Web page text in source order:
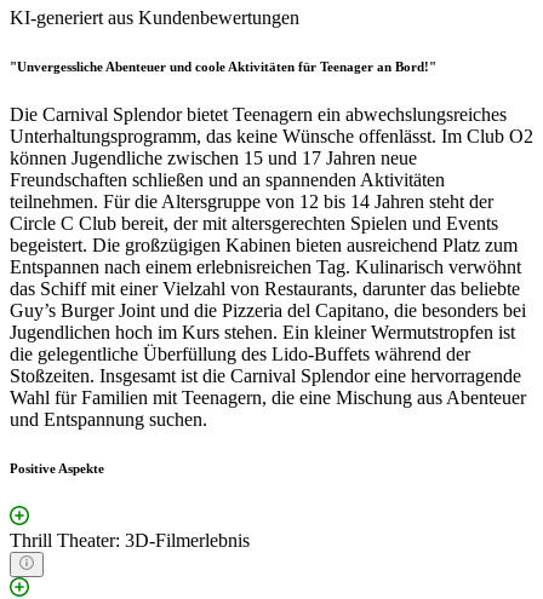
KI-generiert aus Kundenbewertungen
"Unvergessliche Abenteuer und coole Aktivitäten für Teenager an Bord!"
Die Carnival Splendor bietet Teenagern ein abwechslungsreiches
Unterhaltungsprogramm, das keine Wünsche offenlässt. Im Club O2
können Jugendliche zwischen 15 und 17 Jahren neue
Freundschaften schließen und an spannenden Aktivitäten
teilnehmen. Für die Altersgruppe von 12 bis 14 Jahren steht der
Circle C Club bereit, der mit altersgerechten Spielen und Events
begeistert. Die großzügigen Kabinen bieten ausreichend Platz zum
Entspannen nach einem erlebnisreichen Tag. Kulinarisch verwöhnt
das Schiff mit einer Vielzahl von Restaurants, darunter das beliebte
Guy’s Burger Joint und die Pizzeria del Capitano, die besonders bei
Jugendlichen hoch im Kurs stehen. Ein kleiner Wermutstropfen ist
die gelegentliche Überfüllung des Lido-Buffets während der
Stoßzeiten. Insgesamt ist die Carnival Splendor eine hervorragende
Wahl für Familien mit Teenagern, die eine Mischung aus Abenteuer
und Entspannung suchen.
Positive Aspekte
Thrill Theater: 3D-Filmerlebnis